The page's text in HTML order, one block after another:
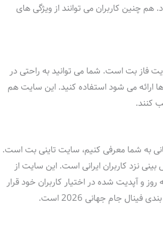
هم چنین کاربران می توانند از ویژگی های
فاز بت است. شما می توانید به راحتی در
ارائه می شود استفاده کنید. این سایت هم
کنند.
به شما معرفی کنیم، سایت تاینی بت است.
نزد کاربران ایرانی است. این سایت از
و آپدیت شده در اختیار کاربران خود قرار
جام جهانی 2026 است.